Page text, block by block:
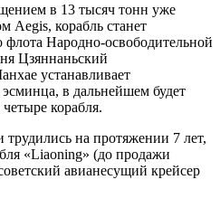
в 13 тысяч тонн уже
Aegis, корабль станет
Народно-освободительной
Цзяннаньский
устанавливает
в дальнейшем будет
корабля.
на протяжении 7 лет,
«Liaoning» (до продажи
авианесущий крейсер